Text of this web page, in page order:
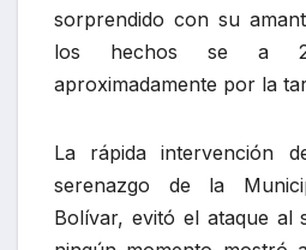
agraviada, generándose
refugió en la casa
pobladores de Mariátegui
solicitaron apoyo a los
de la Comisaria de la
Capitán Hernández